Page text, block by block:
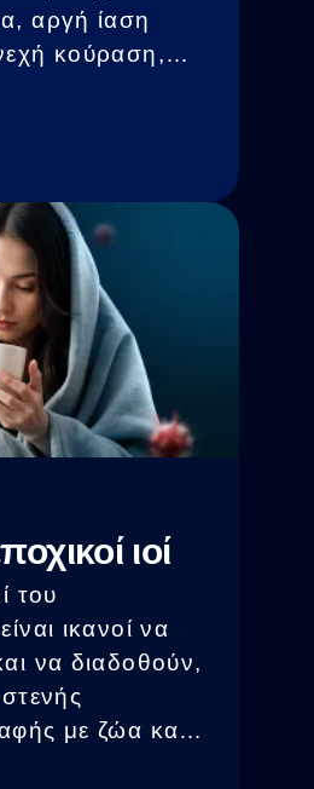
αργή ίαση
κούραση,
έναν υγιή
διατροφή,
και με την
που
του
συστήματος.
ιοί
του
ικανοί να
να διαδοθούν,
με ζώα και